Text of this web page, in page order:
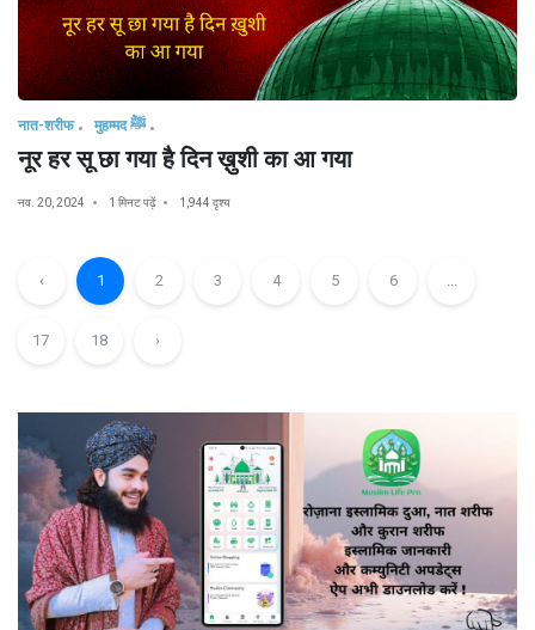
नात-शरीफ मुहम्मद ﷺ
नूर हर सू छा गया है दिन ख़ुशी का आ गया
नव. 20, 2024 1 मिनट पढ़ें 1,944 दृश्य
‹ 1 2 3 4 5 6
17 18 ›